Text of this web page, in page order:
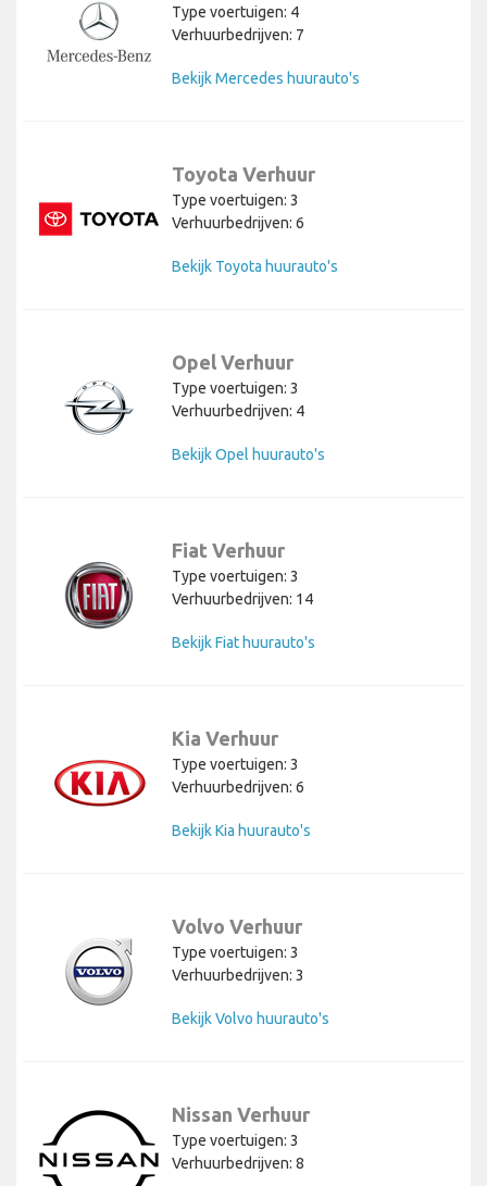
Type voertuigen: 4
Verhuurbedrijven: 7
Bekijk Mercedes huurauto's
Toyota Verhuur
Type voertuigen: 3
Verhuurbedrijven: 6
Bekijk Toyota huurauto's
Opel Verhuur
Type voertuigen: 3
Verhuurbedrijven: 4
Bekijk Opel huurauto's
Fiat Verhuur
Type voertuigen: 3
Verhuurbedrijven: 14
Bekijk Fiat huurauto's
Kia Verhuur
Type voertuigen: 3
Verhuurbedrijven: 6
Bekijk Kia huurauto's
Volvo Verhuur
Type voertuigen: 3
Verhuurbedrijven: 3
Bekijk Volvo huurauto's
Nissan Verhuur
Type voertuigen: 3
Verhuurbedrijven: 8